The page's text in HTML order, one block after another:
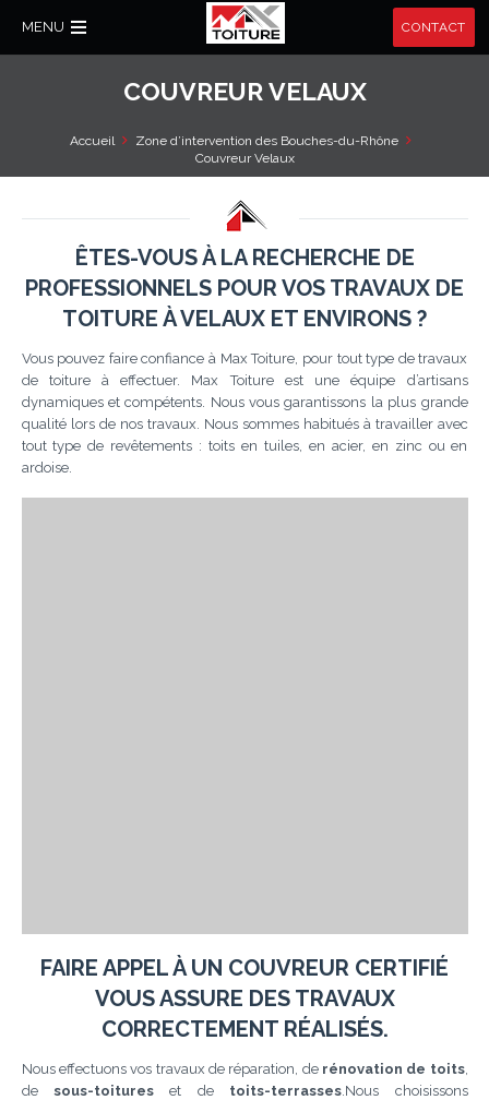
MENU CONTACT
COUVREUR VELAUX
Accueil
Zone d’intervention des Bouches-du-Rhône
Couvreur Velaux
ÊTES-VOUS À LA RECHERCHE DE
PROFESSIONNELS POUR VOS TRAVAUX DE
TOITURE À VELAUX ET ENVIRONS ?
Vous pouvez faire confiance à Max Toiture, pour tout type de travaux
de toiture à effectuer. Max Toiture est une équipe d’artisans
dynamiques et compétents. Nous vous garantissons la plus grande
qualité lors de nos travaux. Nous sommes habitués à travailler avec
tout type de revêtements : toits en tuiles, en acier, en zinc ou en
ardoise.
FAIRE APPEL À UN COUVREUR CERTIFIÉ
VOUS ASSURE DES TRAVAUX
CORRECTEMENT RÉALISÉS.
Nous effectuons vos travaux de réparation, de rénovation de toits,
de sous-toitureset de toits-terrasses .Nous choisissons